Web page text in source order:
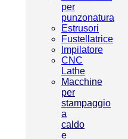
per
punzonatura
Estrusori
Fustellatrice
Impilatore
CNC
Lathe
Macchine
per
stampaggio
a
caldo
e